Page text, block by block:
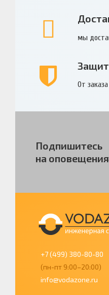
мы
От
Подпишитесь
на оповещения
+7 (499) 380-80-80
(пн-пт 9:00–20:00)
info@vodazone.ru